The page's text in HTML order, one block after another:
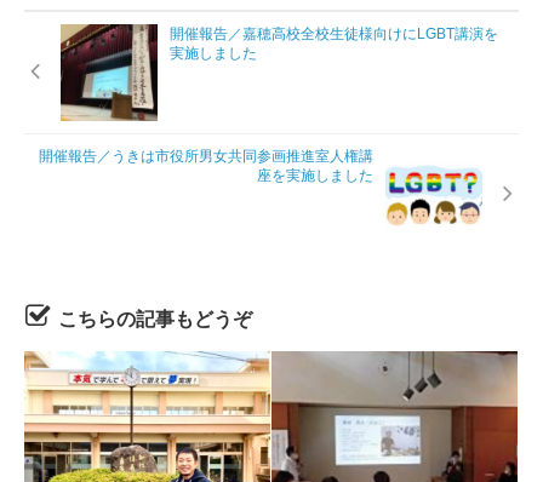
開催報告／嘉穂高校全校生徒様向けにLGBT講演を
実施しました
開催報告／うきは市役所男女共同参画推進室人権講
座を実施しました
こちらの記事もどうぞ